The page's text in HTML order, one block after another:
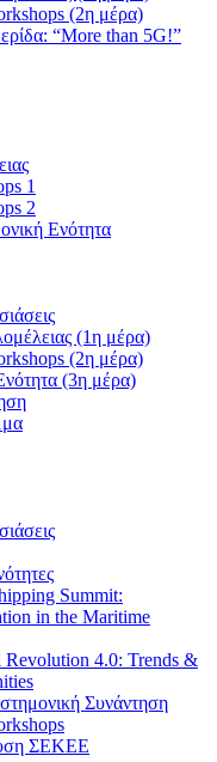
(2η μέρα)
“More than 5G!”
1
2
Ενότητα
(1η μέρα)
(2η μέρα)
(3η μέρα)
Summit:
in the Maritime
Revolution 4.0: Trends &
Συνάντηση
ΣΕΚΕΕ